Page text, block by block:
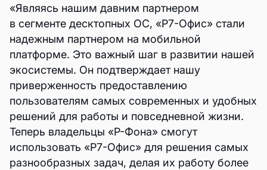
«Являясь нашим давним партнером
в сегменте десктопных ОС, «Р7-Офис» стали
надежным партнером на мобильной
платформе. Это важный шаг в развитии нашей
экосистемы. Он подтверждает нашу
приверженность предоставлению
пользователям самых современных и удобных
решений для работы и повседневной жизни.
Теперь владельцы «Р-Фона» смогут
использовать «Р7-Офис» для решения самых
разнообразных задач, делая их работу более